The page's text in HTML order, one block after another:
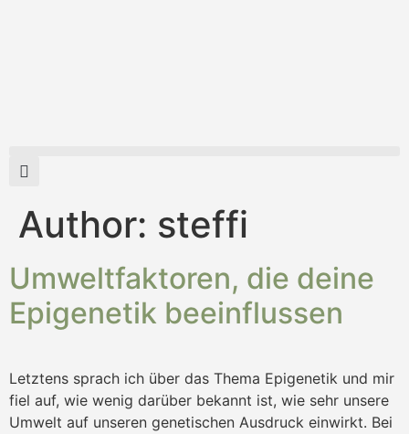
Author: steffi
Umweltfaktoren, die deine
Epigenetik beeinflussen
Letztens sprach ich über das Thema Epigenetik und mir
fiel auf, wie wenig darüber bekannt ist, wie sehr unsere
Umwelt auf unseren genetischen Ausdruck einwirkt. Bei